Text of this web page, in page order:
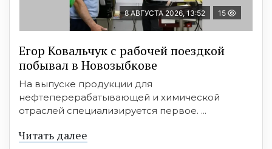
8 АВГУСТА 2026, 13:52 15
Егор Ковальчук с рабочей поездкой
побывал в Новозыбкове
На выпуске продукции для
нефтеперерабатывающей и химической
отраслей специализируется первое. ...
Читать далее